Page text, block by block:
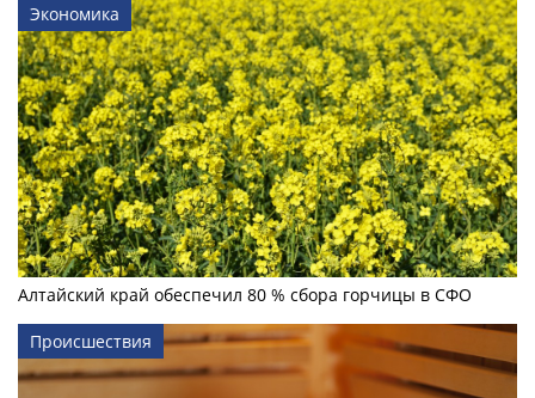
Экономика
Алтайский край обеспечил 80 % сбора горчицы в СФО
Происшествия